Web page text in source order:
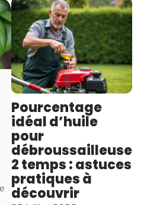
Pourcentage
idéal d’huile
pour
débroussailleuse
2 temps : astuces
pratiques à
découvrir